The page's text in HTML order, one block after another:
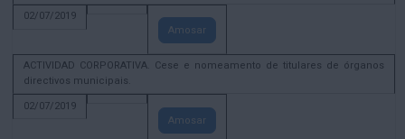
02/07/2019
Amosar
ACTIVIDAD CORPORATIVA. Cese e nomeamento de titulares de órganos
directivos municipais.
02/07/2019
Amosar